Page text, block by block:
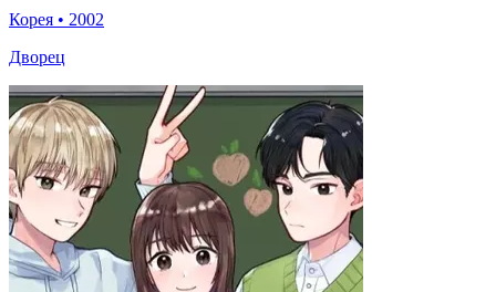
Корея • 2002
Дворец